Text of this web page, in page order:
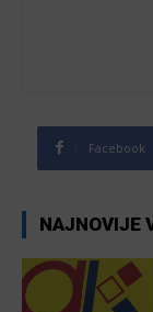
Facebook
NAJNOVIJE